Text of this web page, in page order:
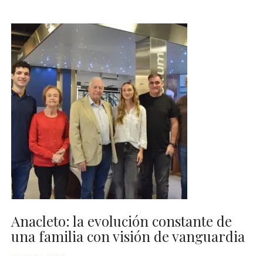
Anacleto: la evolución constante de
una familia con visión de vanguardia